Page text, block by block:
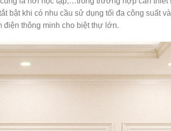
bật khi có nhu cầu sử dụng tối đa công suất
điện thông minh cho biệt thự lớn.